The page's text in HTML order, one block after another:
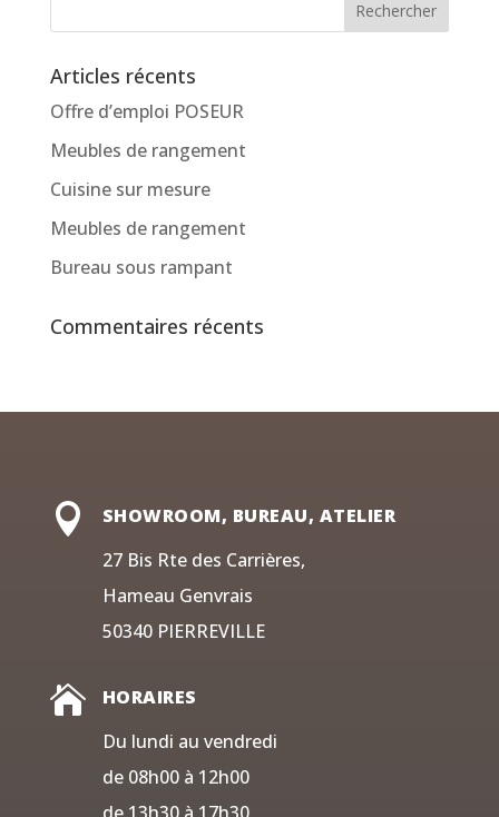
Articles récents
Offre d’emploi POSEUR
Meubles de rangement
Cuisine sur mesure
Meubles de rangement
Bureau sous rampant
Commentaires récents

SHOWROOM, BUREAU, ATELIER
27 Bis Rte des Carrières,
Hameau Genvrais
50340 PIERREVILLE

HORAIRES
Du lundi au vendredi
de 08h00 à 12h00